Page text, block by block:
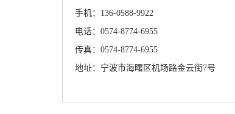
手机：136-0588-9922
电话：0574-8774-6955
传真：0574-8774-6955
地址：宁波市海曙区机场路金云街7号